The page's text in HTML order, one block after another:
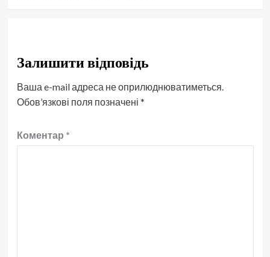
Залишити відповідь
Ваша e-mail адреса не оприлюднюватиметься.
Обов’язкові поля позначені *
Коментар *